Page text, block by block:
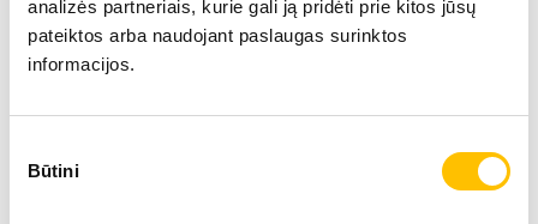
analizės partneriais, kurie gali ją pridėti prie kitos jūsų
pateiktos arba naudojant paslaugas surinktos
informacijos.
pasirinkimas
Būtini